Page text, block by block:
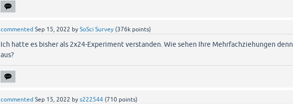
commented Sep 15, 2022 bySoSci Survey (376k points)
Ich hatte es bisher als 2x24-Experiment verstanden. Wie sehen Ihre Mehrfachziehungen denn
aus?
commented Sep 15, 2022 bys222544 (710 points)